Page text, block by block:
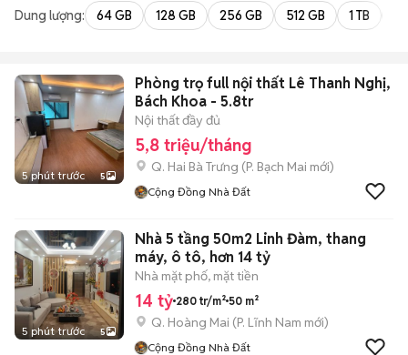
Dung lượng: 64 GB 128 GB 256 GB 512 GB 1 TB
5 phút trước 5
Phòng trọ full nội thất Lê Thanh Nghị,
Bách Khoa - 5.8tr
Nội thất đầy đủ
5,8 triệu/tháng
Q. Hai Bà Trưng (P. Bạch Mai mới)
Cộng Đồng Nhà Đất
5 phút trước 5
Nhà 5 tầng 50m2 Linh Đàm, thang
máy, ô tô, hơn 14 tỷ
Nhà mặt phố, mặt tiền
14 tỷ 280 tr/m² 50 m²
Q. Hoàng Mai (P. Lĩnh Nam mới)
Cộng Đồng Nhà Đất